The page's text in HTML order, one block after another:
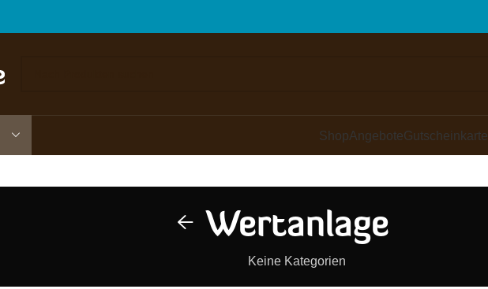
ShopAngeboteGutscheinkarte
Wertanlage
Keine Kategorien